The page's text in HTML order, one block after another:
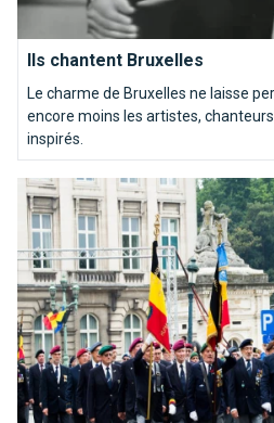
Ils chantent Bruxelles
Le charme de Bruxelles ne laisse
encore moins les artistes,
inspirés.
Comment bien fêter la fête